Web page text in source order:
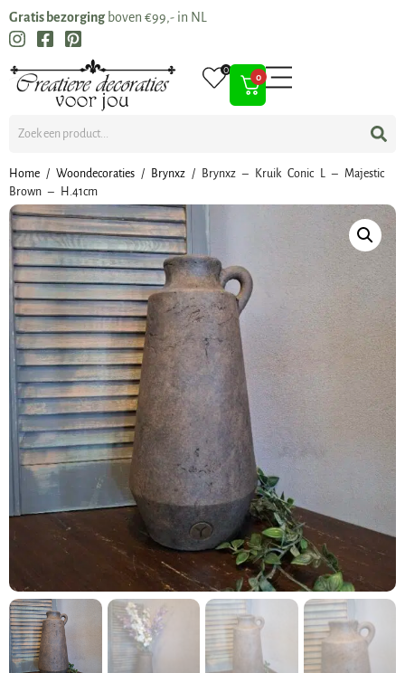
Gratis bezorging boven €99,- in NL
0
0
Home / Woondecoraties / Brynxz / Brynxz – Kruik Conic L – Majestic
Brown – H.41cm